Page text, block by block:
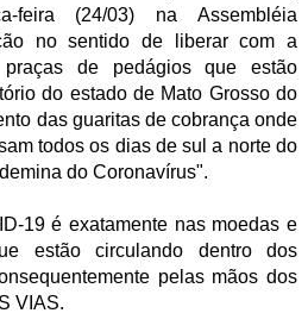
feira (24/03) na Assembléia
no sentido de liberar com a
de pedágios que estão
do estado de Mato Grosso do
das guaritas de cobrança onde
todos os dias de sul a norte do
do Coronavírus".
19 é exatamente nas moedas e
estão circulando dentro dos
pelas mãos dos
VIAS.